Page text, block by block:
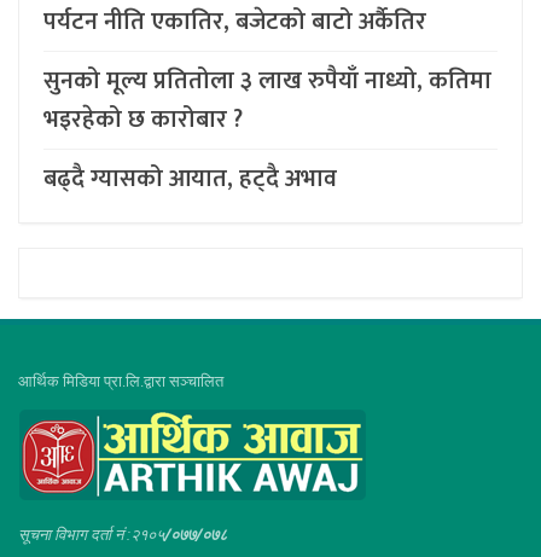
पर्यटन नीति एकातिर, बजेटको बाटो अर्कैतिर
सुनको मूल्य प्रतितोला ३ लाख रुपैयाँ नाध्यो, कतिमा
भइरहेको छ कारोबार ?
बढ्दै ग्यासको आयात, हट्दै अभाव
आर्थिक मिडिया प्रा.लि.द्वारा सञ्चालित
सूचना विभाग दर्ता नं :२१०५/०७७/०७८